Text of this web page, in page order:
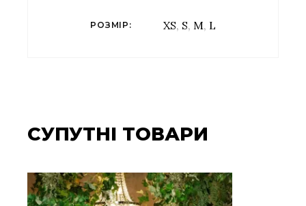
РОЗМІР XS, S, M, L
СУПУТНІ ТОВАРИ